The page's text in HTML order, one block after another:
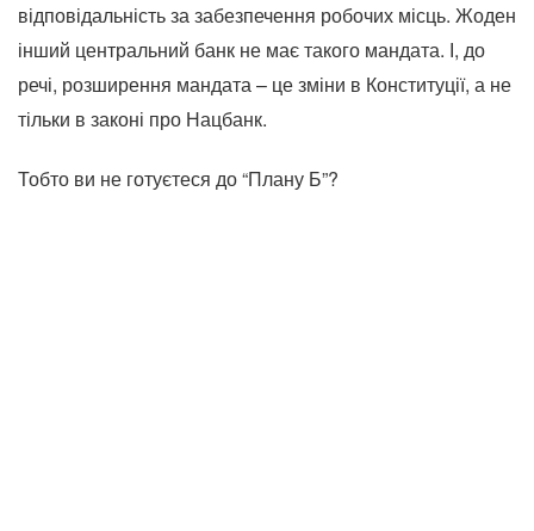
відповідальність за забезпечення робочих місць. Жоден
інший центральний банк не має такого мандата. І, до
речі, розширення мандата – це зміни в Конституції, а не
тільки в законі про Нацбанк.
Тобто ви не готуєтеся до “Плану Б”?